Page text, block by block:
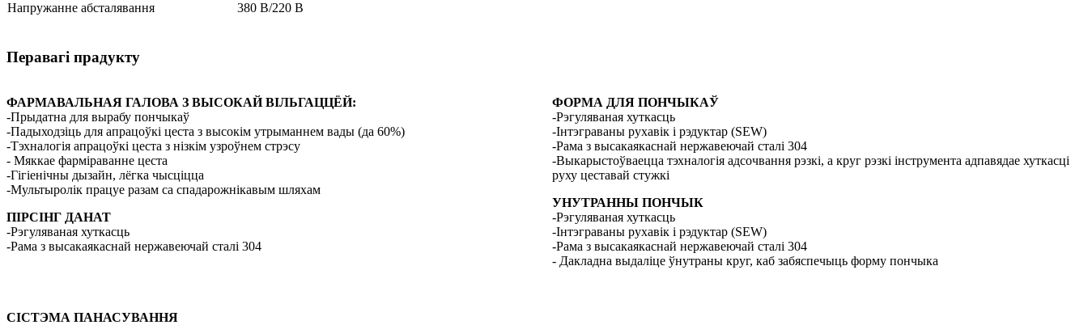
Напружанне абсталявання
380 В/220 В
Перавагі прадукту
ФАРМАВАЛЬНАЯ ГАЛОВА З ВЫСОКАЙ ВІЛЬГАЦЦЁЙ:
-Прыдатна для вырабу пончыкаў
-Падыходзіць для апрацоўкі цеста з высокім утрыманнем вады (да 60%)
-Тэхналогія апрацоўкі цеста з нізкім узроўнем стрэсу
- Мяккае фарміраванне цеста
-Гігіенічны дызайн, лёгка чысціцца
-Мультыролік працуе разам са спадарожнікавым шляхам
ПІРСІНГ ДАНАТ
-Рэгуляваная хуткасць
-Рама з высакаякаснай нержавеючай сталі 304
ФОРМА ДЛЯ ПОНЧЫКАЎ
-Рэгуляваная хуткасць
-Інтэграваны рухавік і рэдуктар (SEW)
-Рама з высакаякаснай нержавеючай сталі 304
-Выкарыстоўваецца тэхналогія адсочвання рэзкі, а круг рэзкі інструмента адпавядае хуткасці
руху цеставай стужкі
УНУТРАННЫ ПОНЧЫК
-Рэгуляваная хуткасць
-Інтэграваны рухавік і рэдуктар (SEW)
-Рама з высакаякаснай нержавеючай сталі 304
- Дакладна выдаліце ​​ўнутраны круг, каб забяспечыць форму пончыка
СІСТЭМА ПАНАСУВАННЯ